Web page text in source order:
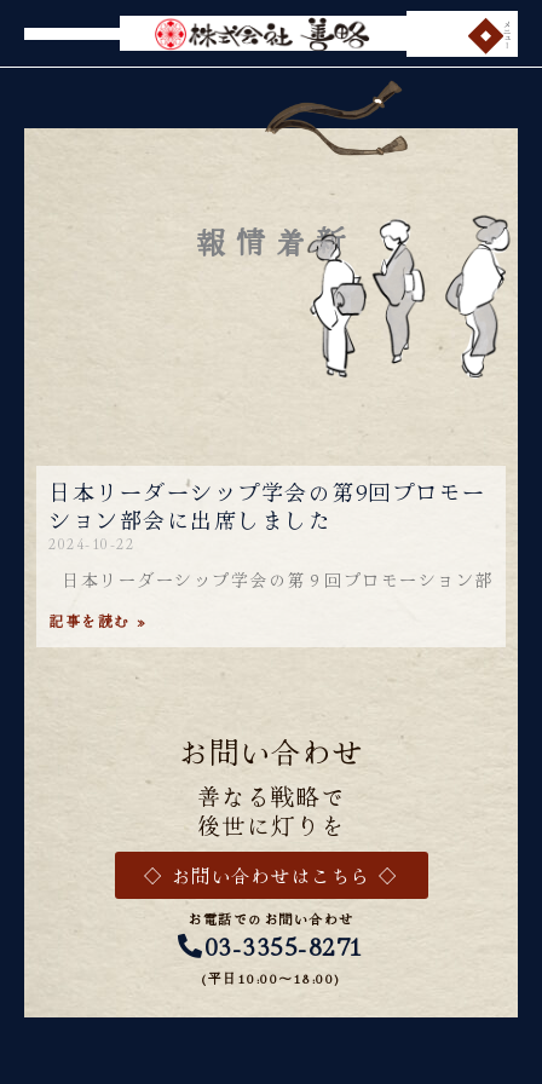
を
メニュー
新着情報
日本リーダーシップ学会の第9回プロモー
ション部会に出席しました
2024-10-22
日本リーダーシップ学会の第９回プロモーション部
記事を読む »
お問い合わせ
善なる戦略で
後世に灯りを
◇ お問い合わせはこちら ◇
お電話でのお問い合わせ
03-3355-8271
(平日10:00〜18:00)